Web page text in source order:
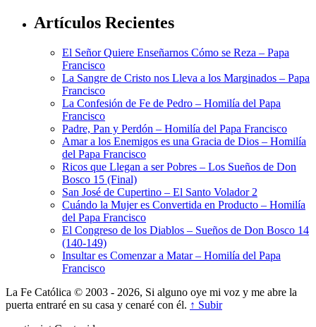
Artículos Recientes
El Señor Quiere Enseñarnos Cómo se Reza – Papa
Francisco
La Sangre de Cristo nos Lleva a los Marginados – Papa
Francisco
La Confesión de Fe de Pedro – Homilía del Papa
Francisco
Padre, Pan y Perdón – Homilía del Papa Francisco
Amar a los Enemigos es una Gracia de Dios – Homilía
del Papa Francisco
Ricos que Llegan a ser Pobres – Los Sueños de Don
Bosco 15 (Final)
San José de Cupertino – El Santo Volador 2
Cuándo la Mujer es Convertida en Producto – Homilía
del Papa Francisco
El Congreso de los Diablos – Sueños de Don Bosco 14
(140-149)
Insultar es Comenzar a Matar – Homilía del Papa
Francisco
La Fe Católica © 2003 - 2026, Si alguno oye mi voz y me abre la
puerta entraré en su casa y cenaré con él. ↑ Subir